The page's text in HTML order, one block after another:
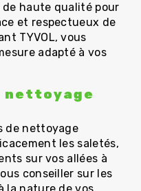
haute qualité pour
et respectueux de
TYVOL, vous
adapté à vos
nettoyage
de nettoyage
les saletés,
sur vos allées à
conseiller sur les